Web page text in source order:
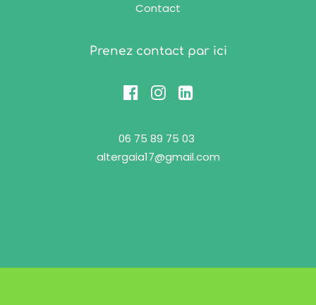
Contact
Prenez contact par ici
06 75 89 75 03
altergaia17@gmail.com